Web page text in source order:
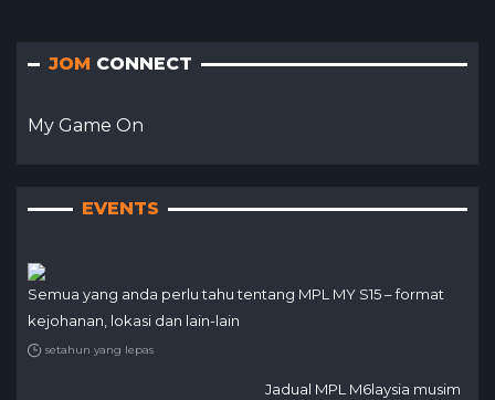
JOM CONNECT
My Game On
EVENTS
Semua yang anda perlu tahu tentang MPL MY S15 – format
kejohanan, lokasi dan lain-lain
setahun yang lepas
Jadual MPL M6laysia musim